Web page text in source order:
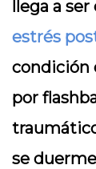
llega a
estrés
condición
por
se